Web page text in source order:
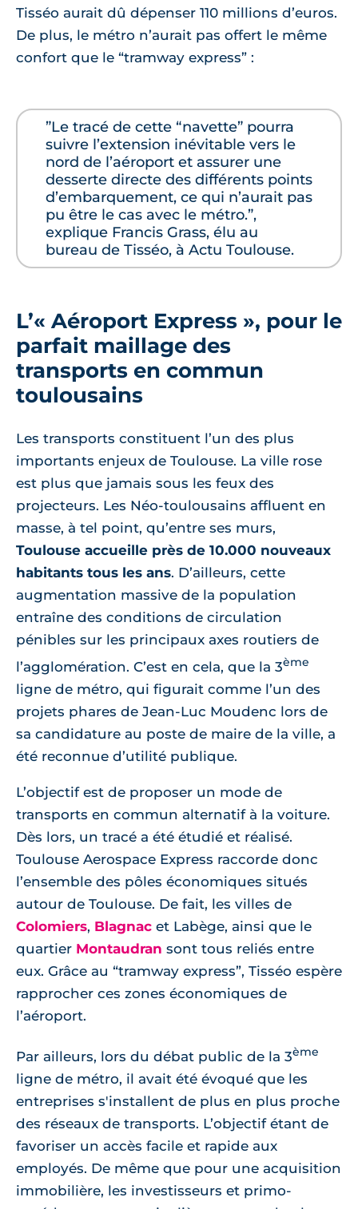
Tisséo aurait dû dépenser 110 millions d’euros.
De plus, le métro n’aurait pas offert le même
confort que le “tramway express” :
”Le tracé de cette “navette” pourra
suivre l’extension inévitable vers le
nord de l’aéroport et assurer une
desserte directe des différents points
d’embarquement, ce qui n’aurait pas
pu être le cas avec le métro.”,
explique Francis Grass, élu au
bureau de Tisséo, à Actu Toulouse.
L’« Aéroport Express », pour le
parfait maillage des
transports en commun
toulousains
Les transports constituent l’un des plus
importants enjeux de Toulouse. La ville rose
est plus que jamais sous les feux des
projecteurs. Les Néo-toulousains affluent en
masse, à tel point, qu’entre ses murs,
Toulouse accueille près de 10.000 nouveaux
habitants tous les ans. D’ailleurs, cette
augmentation massive de la population
entraîne des conditions de circulation
pénibles sur les principaux axes routiers de
l’agglomération. C’est en cela, que la 3ème
ligne de métro, qui figurait comme l’un des
projets phares de Jean-Luc Moudenc lors de
sa candidature au poste de maire de la ville, a
été reconnue d’utilité publique.
L’objectif est de proposer un mode de
transports en commun alternatif à la voiture.
Dès lors, un tracé a été étudié et réalisé.
Toulouse Aerospace Express raccorde donc
l’ensemble des pôles économiques situés
autour de Toulouse. De fait, les villes de
Colomiers, Blagnac et Labège, ainsi que le
quartier Montaudran sont tous reliés entre
eux. Grâce au “tramway express”, Tisséo espère
rapprocher ces zones économiques de
l’aéroport.
Par ailleurs, lors du débat public de la 3ème
ligne de métro, il avait été évoqué que les
entreprises s'installent de plus en plus proche
des réseaux de transports. L’objectif étant de
favoriser un accès facile et rapide aux
employés. De même que pour une acquisition
immobilière, les investisseurs et primo-